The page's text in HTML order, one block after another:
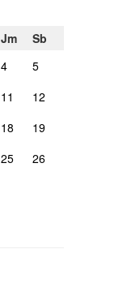
Jm
Sb
4
5
11
12
18
19
25
26